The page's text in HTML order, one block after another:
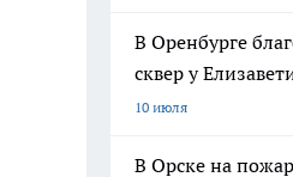
В Оренбурге
сквер у
10 июля
В Орске на